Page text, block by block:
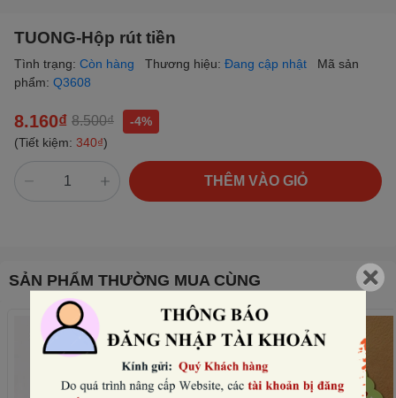
TUONG-Hộp rút tiền
Tình trạng: Còn hàng Thương hiệu: Đang cập nhật
Mã sản
phẩm: Q3608
8.160₫ 8.500₫
-4%
(Tiết kiệm: 340₫)
THÊM VÀO GIỎ
SẢN PHẨM THƯỜNG MUA CÙNG